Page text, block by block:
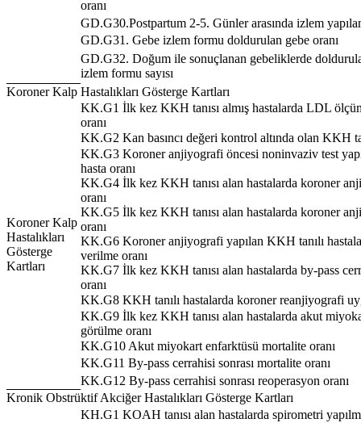
oranı
GD.G30.Postpartum 2-5. Günler arasında izlem
GD.G31. Gebe izlem formu doldurulan gebe oranı
GD.G32. Doğum ile sonuçlanan gebeliklerde
izlem formu sayısı
Koroner Kalp Hastalıkları Gösterge Kartları
Koroner Kalp
Hastalıkları
Gösterge
Kartları
KK.G1 İlk kez KKH tanısı almış hastalarda LDL
oranı
KK.G2 Kan basıncı değeri kontrol altında olan KKH
KK.G3 Koroner anjiyografi öncesi noninvaziv test
hasta oranı
KK.G4 İlk kez KKH tanısı alan hastalarda koroner
oranı
KK.G5 İlk kez KKH tanısı alan hastalarda koroner
oranı
KK.G6 Koroner anjiyografi yapılan KKH tanılı
verilme oranı
KK.G7 İlk kez KKH tanısı alan hastalarda by-pass
oranı
KK.G8 KKH tanılı hastalarda koroner reanjiyografi
KK.G9 İlk kez KKH tanısı alan hastalarda akut
görülme oranı
KK.G10 Akut miyokart enfarktüsü mortalite oranı
KK.G11 By-pass cerrahisi sonrası mortalite oranı
KK.G12 By-pass cerrahisi sonrası reoperasyon oranı
Kronik Obstrüktif Akciğer Hastalıkları Gösterge Kartları
KH.G1 KOAH tanısı alan hastalarda spirometri